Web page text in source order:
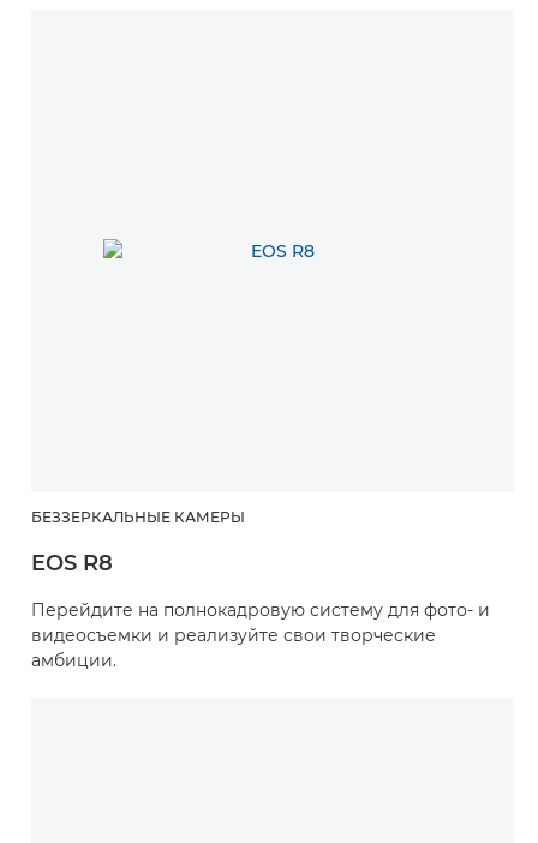
БЕЗЗЕРКАЛЬНЫЕ КАМЕРЫ
EOS R8
Перейдите на полнокадровую систему для фото- и
видеосъемки и реализуйте свои творческие
амбиции.